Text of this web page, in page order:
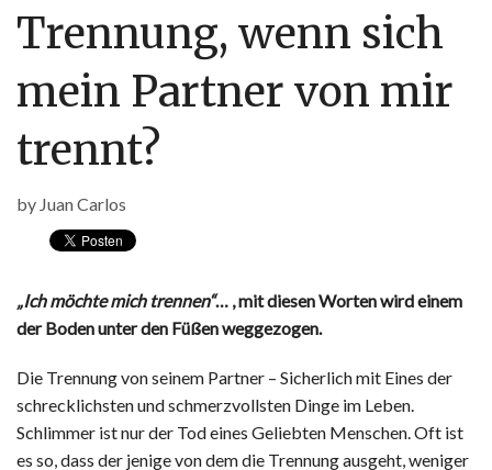
Trennung, wenn sich
mein Partner von mir
trennt?
by Juan Carlos
„Ich möchte mich trennen“… , mit diesen Worten wird einem
der Boden unter den Füßen weggezogen.
Die Trennung von seinem Partner – Sicherlich mit Eines der
schrecklichsten und schmerzvollsten Dinge im Leben.
Schlimmer ist nur der Tod eines Geliebten Menschen. Oft ist
es so, dass der jenige von dem die Trennung ausgeht, weniger